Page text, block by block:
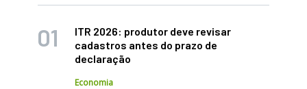
ITR 2026: produtor deve revisar
cadastros antes do prazo de
declaração
Economia